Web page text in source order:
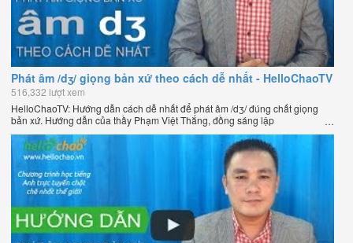
Phát âm /dʒ/ giọng bản xứ theo cách dễ nhất - HelloChaoTV
516,332 lượt xem
HelloChaoTV: Hướng dẫn cách dễ nhất để phát âm /dʒ/ đúng chất giọng
bản xứ. Hướng dẫn của thầy Phạm Việt Thắng, đồng sáng lập
HelloChao.vn - Chương trình dạy tiếng Anh trực tuyến chặt chẽ nhất thế
giới.